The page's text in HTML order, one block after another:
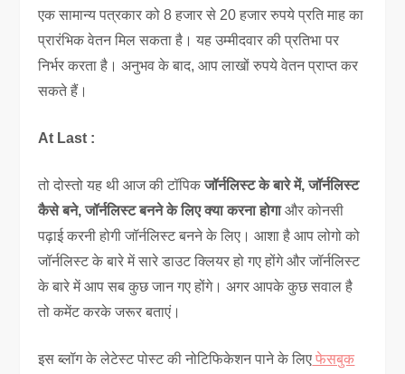
एक सामान्य पत्रकार को 8 हजार से 20 हजार रुपये प्रति माह का
प्रारंभिक वेतन मिल सकता है। यह उम्मीदवार की प्रतिभा पर
निर्भर करता है। अनुभव के बाद, आप लाखों रुपये वेतन प्राप्त कर
सकते हैं।
At Last :
तो दोस्तो यह थी आज की टॉपिकजॉर्नलिस्ट के बारे में, जॉर्नलिस्ट
कैसे बने, जॉर्नलिस्ट बनने के लिए क्या करना होगाऔर कोनसी
पढ़ाई करनी होगी जॉर्नलिस्ट बनने के लिए। आशा है आप लोगो को
जॉर्नलिस्ट के बारे में सारे डाउट क्लियर हो गए होंगे और जॉर्नलिस्ट
के बारे में आप सब कुछ जान गए होंगे। अगर आपके कुछ सवाल है
तो कमेंट करके जरूर बताएं।
इस ब्लॉग के लेटेस्ट पोस्ट की नोटिफिकेशन पाने के लिए फेसबुक